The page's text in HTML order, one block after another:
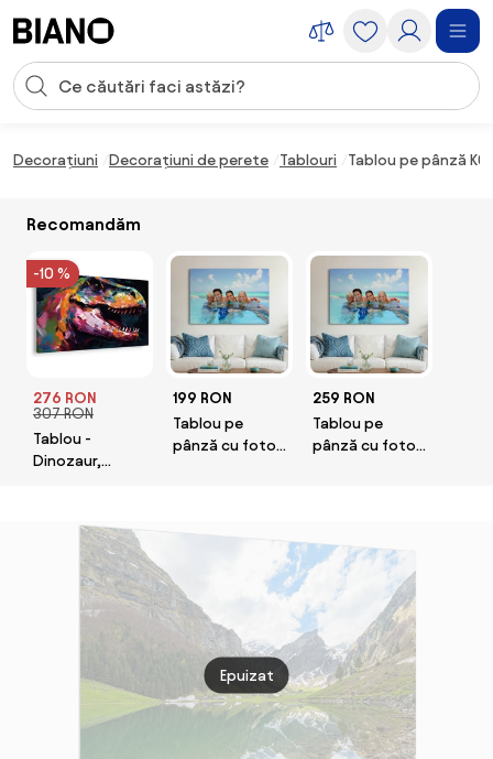
Introducerea căutării
Decorațiuni Decorațiuni de perete Tablouri Tablou pe pânză
Recomandăm
-10 %
276 RON
307 RON
Tablou -
Dinozaur,
199 RON
Tablou pe
pânză cu foto -
259 RON
Tablou pe
pânză cu foto -
Epuizat